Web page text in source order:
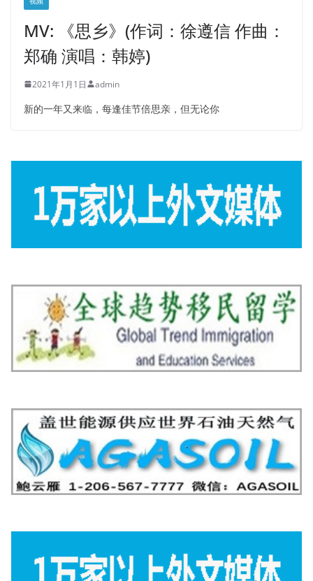
MV: 《思乡》(作词：徐遵信 作曲：
郑确 演唱：韩婷)
2021年1月1日 admin
新的一年又来临，每逢佳节倍思亲，但无论你